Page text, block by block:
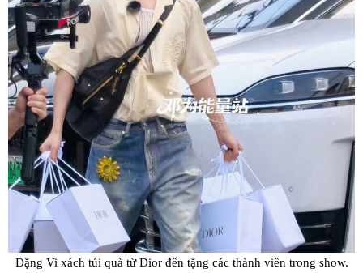
Đặng Vi xách túi quà từ Dior đến tặng các thành viên trong show.